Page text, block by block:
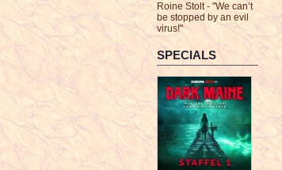
Roine Stolt - "We can’t
be stopped by an evil
virus!"
SPECIALS